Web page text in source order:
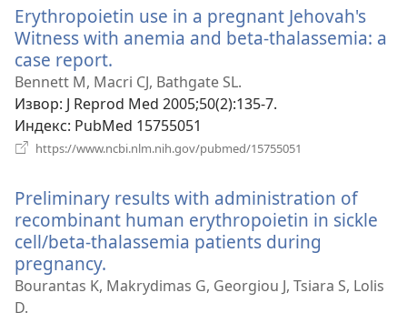
Erythropoietin use in a pregnant Jehovah's
Witness with anemia and beta-thalassemia: a
case report.
нови
прозор)
Bennett M, Macri CJ, Bathgate SL.
Извор‎: J Reprod Med 2005;50(2):135-7.
Индекс‎: PubMed 15755051
https://www.ncbi.nlm.nih.gov/pubmed/15755051
Preliminary results with administration of
recombinant human erythropoietin in sickle
cell/beta-thalassemia patients during
pregnancy.
нови
Bourantas K, Makrydimas G, Georgiou J, Tsiara S, Lolis
D.